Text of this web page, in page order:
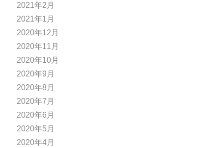
2021年2月
2021年1月
2020年12月
2020年11月
2020年10月
2020年9月
2020年8月
2020年7月
2020年6月
2020年5月
2020年4月